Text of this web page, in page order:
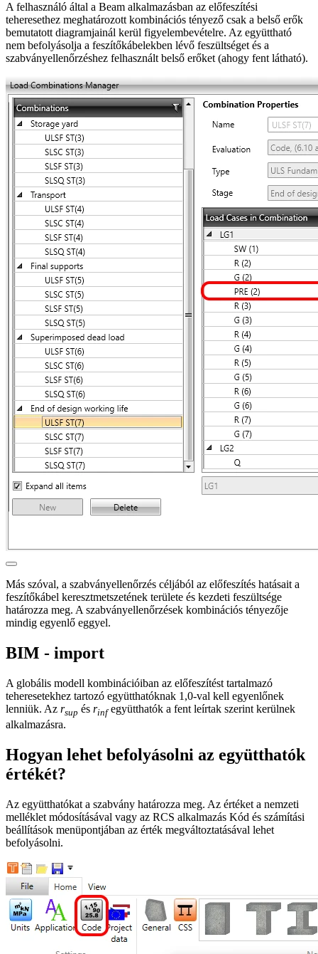
A felhasználó által a Beam alkalmazásban az előfeszítési
teheresethez meghatározott kombinációs tényező csak a belső erők
bemutatott diagramjainál kerül figyelembevételre. Az együttható
nem befolyásolja a feszítőkábelekben lévő feszültséget és a
szabványellenőrzéshez felhasznált belső erőket (ahogy fent látható).
Más szóval, a szabványellenőrzés céljából az előfeszítés hatásait a
feszítőkábel keresztmetszetének területe és kezdeti feszültsége
határozza meg. A szabványellenőrzések kombinációs tényezője
mindig egyenlő eggyel.
BIM - import
A globális modell kombinációiban az előfeszítést tartalmazó
teheresetekhez tartozó együtthatóknak 1,0-val kell egyenlőnek
lenniük. Az rsup és rinfegyütthatók a fent leírtak szerint kerülnek
alkalmazásra.
Hogyan lehet befolyásolni az együtthatók
értékét?
Az együtthatókat a szabvány határozza meg. Az értéket a nemzeti
melléklet módosításával vagy az RCS alkalmazás Kód és számítási
beállítások menüpontjában az érték megváltoztatásával lehet
befolyásolni.